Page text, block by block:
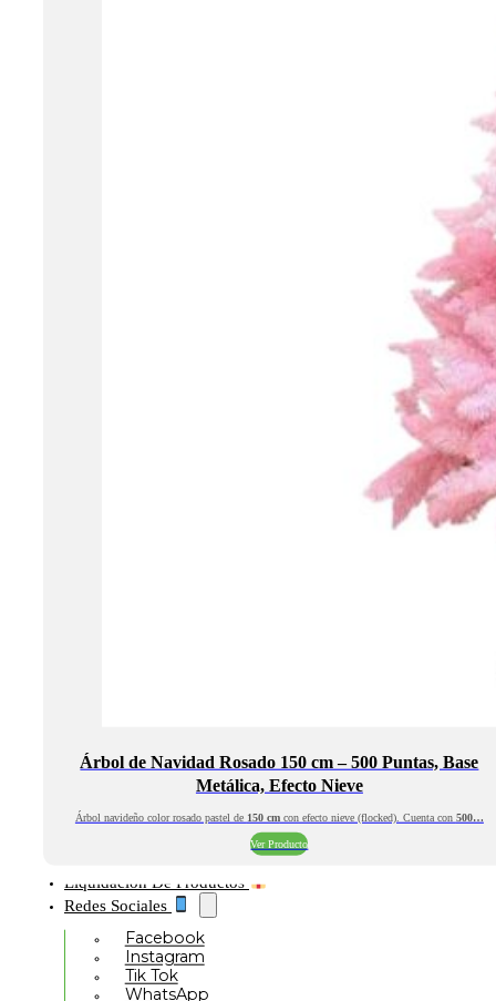
Árbol de Navidad Rosado 150 cm – 500 Puntas, Base
Metálica, Efecto Nieve
Árbol navideño color rosado pastel de 150 cmcon efecto nieve (flocked). Cuenta con 500…
Ver Producto
Liquidación De Productos
Redes Sociales
Facebook
Instagram
Tik Tok
WhatsApp